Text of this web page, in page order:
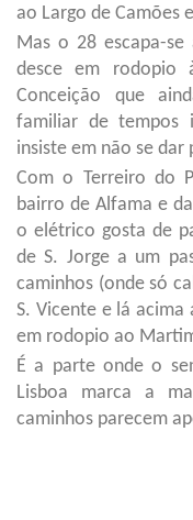
ao Largo de Camões
Mas o 28 escapa-
desce em rodopio
Conceição que
familiar de tempos
insiste em não se dar
Com o Terreiro do
bairro de Alfama e
o elétrico gosta de
de S. Jorge a um
caminhos (onde só
S. Vicente e lá acima
em rodopio ao
É a parte onde o
Lisboa marca a
caminhos parecem